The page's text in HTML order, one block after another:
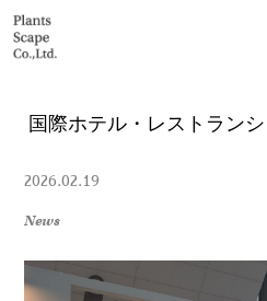
国際ホテル・レストラン
2026.02.19
News